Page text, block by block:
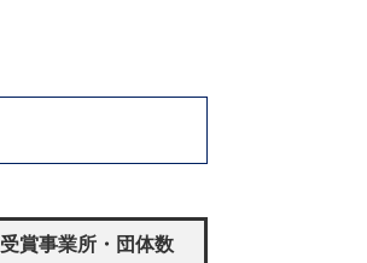
受賞事業所・団体数